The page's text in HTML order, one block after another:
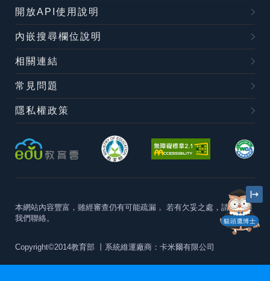
貓頭鷹博士
開放API使用說明
內嵌搜尋欄位說明
相關連結
常見問題
隱私權政策
本網站內容豐富，雖經審查仍有可能疏漏， 若有欠妥之處，請隨時與
我們聯絡。
Copyright©2014教育部 丨系統維運廠商：卡米爾有限公司